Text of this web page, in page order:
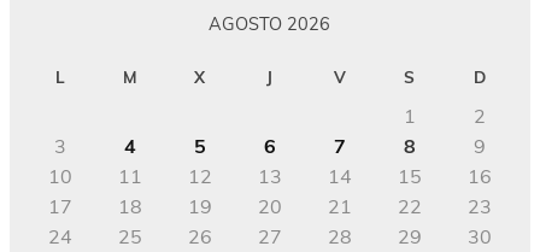
AGOSTO 2026
L M X J V S D
1
2
3
4 5 6 7 8
9
10
11 12 13 14 15
16
17
18 19 20 21 22
23
24
25 26 27 28 29
30